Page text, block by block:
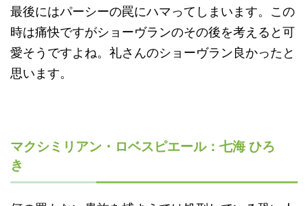
最後にはパーシーの罠にハマってしまいます。この
時は痛快ですがショーヴランのその後を考えると可
愛そうですよね。礼さんのショーヴラン良かったと
思います。
マクシミリアン・ロベスピエール：七海 ひろ
き